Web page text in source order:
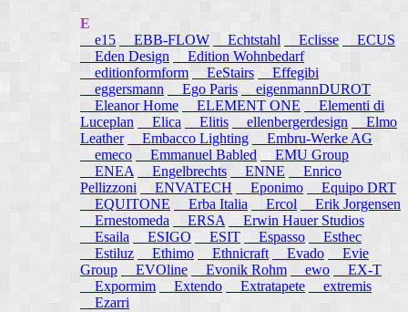
E
e15 EBB-FLOW Echtstahl Eclisse
ECUS
Eden Design
Edition Wohnbedarf
editionformform
EeStairs
Effegibi
eggersmann
Ego Paris
eigenmannDUROT
Eleanor Home
ELEMENT ONE
Elementi di
Luceplan
Elica Elitis ellenbergerdesign
Elmo
Leather
Embacco Lighting
Embru-Werke AG
emeco
Emmanuel Babled
EMU Group
ENEA
Engelbrechts ENNE
Enrico
Pellizzoni ENVATECH Eponimo
Equipo DRT
EQUITONE
Erba Italia Ercol
Erik Jorgensen
Ernestomeda
ERSA
Erwin Hauer Studios
Esaila
ESIGO ESIT Espasso
Esthec
Estiluz
Ethimo Ethnicraft Evado
Evie
Group
EVOline Evonik Rohm ewo
EX-T
Expormim
Extendo Extratapete
extremis
Ezarri